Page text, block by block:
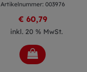
Artikelnummer: 003976
€ 60,79
inkl. 20 % MwSt.